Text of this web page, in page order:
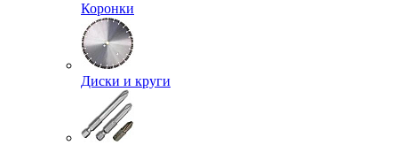
Коронки
Диски и круги